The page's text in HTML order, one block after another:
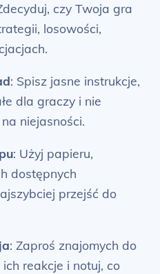
czy Twoja gra
losowości,
: Spisz jasne instrukcje,
dla graczy i nie
niejasności.
: Użyj papieru,
dostępnych
przejść do
: Zaproś znajomych do
reakcje i notuj, co